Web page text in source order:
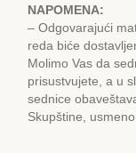
NAPOMЕNA:
– Odgovarajući
reda biće
Molimo Vas da
prisustvujete, a u
sednice
Skupštine,